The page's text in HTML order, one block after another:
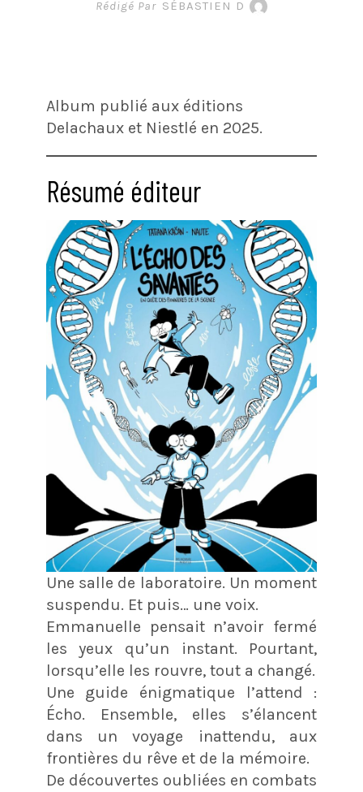
Rédigé Par SÉBASTIEN D
Album publié aux éditions
Delachaux et Niestlé en 2025.
Résumé éditeur
Une salle de laboratoire. Un moment
suspendu. Et puis… une voix.
Emmanuelle pensait n’avoir fermé
les yeux qu’un instant. Pourtant,
lorsqu’elle les rouvre, tout a changé.
Une guide énigmatique l’attend :
Écho. Ensemble, elles s’élancent
dans un voyage inattendu, aux
frontières du rêve et de la mémoire.
De découvertes oubliées en combats